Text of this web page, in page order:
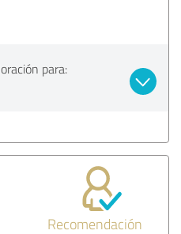
para:
Recomendación